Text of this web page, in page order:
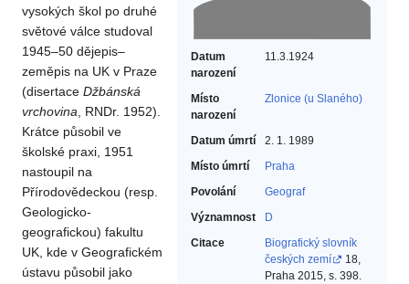
Datum
narození
11.3.1924
Místo
narození
Zlonice (u Slaného)
Datum úmrtí
2. 1. 1989
Místo úmrtí
Praha
Povolání
Geograf‎
Významnost
D
Citace
Biografický slovník
českých zemí
18,
Praha 2015, s. 398.
vysokých škol po druhé
světové válce studoval
1945–50 dějepis–
zeměpis na UK v Praze
(disertace Džbánská
vrchovina , RNDr. 1952).
Krátce působil ve
školské praxi, 1951
nastoupil na
Přírodovědeckou (resp.
Geologicko-
geografickou) fakultu
UK, kde v Geografickém
ústavu působil jako